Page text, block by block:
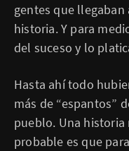
gentes que
historia. Y para
del suceso y lo
Hasta ahí todo
más de “espantos”
pueblo. Una historia
probable es que